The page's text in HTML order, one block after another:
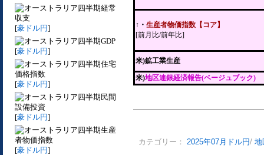
四半期経常
収支
[豪ドル円]
四半期GDP
[豪ドル円]
四半期住宅
価格指数
[豪ドル円]
四半期民間
設備投資
[豪ドル円]
四半期生産
者物価指数
[豪ドル円]
↑・ 生産者物価指数【コア】
[前月比/前年比]
米)鉱工業生産
米)地区連銀経済報告(ベージュブック)
カテゴリー： 2025年07月ドル円/ 地